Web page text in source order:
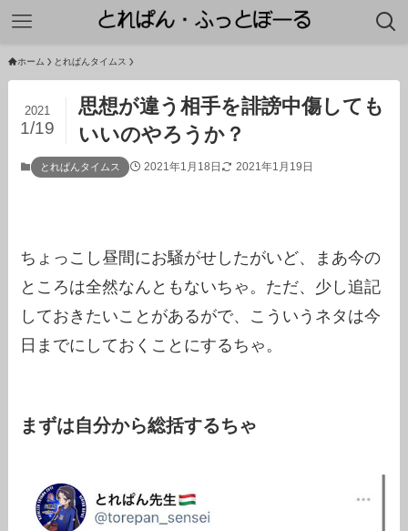
ホーム とれぱんタイムス
思想が違う相手を誹謗中傷しても
いいのやろうか？
2021
1/19
とれぱんタイムス 2021年1月18日 2021年1月19日
ちょっこし昼間にお騒がせしたがいど、まあ今の
ところは全然なんともないちゃ。ただ、少し追記
しておきたいことがあるがで、こういうネタは今
日までにしておくことにするちゃ。
まずは自分から総括するちゃ